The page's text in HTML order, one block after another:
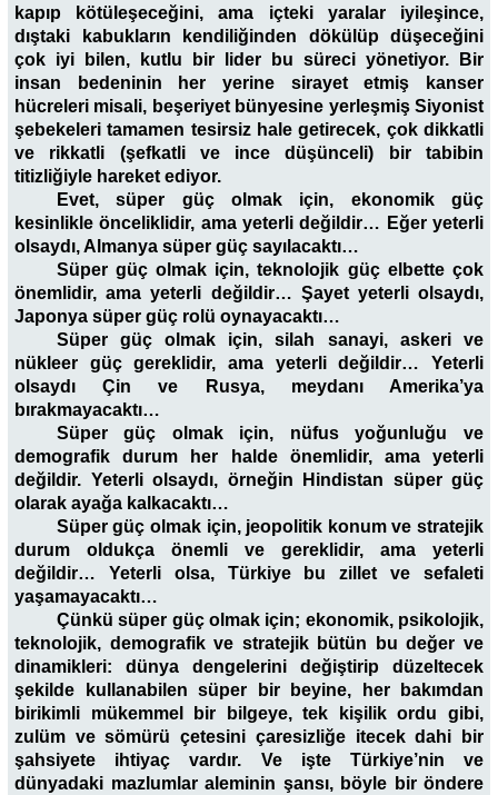
kapıp kötüleşeceğini, ama içteki yaralar iyileşince,
dıştaki kabukların kendiliğinden dökülüp düşeceğini
çok iyi bilen, kutlu bir lider bu süreci yönetiyor. Bir
insan bedeninin her yerine sirayet etmiş kanser
hücreleri misali, beşeriyet bünyesine yerleşmiş Siyonist
şebekeleri tamamen tesirsiz hale getirecek, çok dikkatli
ve rikkatli (şefkatli ve ince düşünceli) bir tabibin
titizliğiyle hareket ediyor.
Evet, süper güç olmak için, ekonomik güç
kesinlikle önceliklidir, ama yeterli değildir… Eğer yeterli
olsaydı, Almanya süper güç sayılacaktı…
Süper güç olmak için, teknolojik güç elbette çok
önemlidir, ama yeterli değildir… Şayet yeterli olsaydı,
Japonya süper güç rolü oynayacaktı…
Süper güç olmak için, silah sanayi, askeri ve
nükleer güç gereklidir, ama yeterli değildir… Yeterli
olsaydı Çin ve Rusya, meydanı Amerika’ya
bırakmayacaktı…
Süper güç olmak için, nüfus yoğunluğu ve
demografik durum her halde önemlidir, ama yeterli
değildir. Yeterli olsaydı, örneğin Hindistan süper güç
olarak ayağa kalkacaktı…
Süper güç olmak için, jeopolitik konum ve stratejik
durum oldukça önemli ve gereklidir, ama yeterli
değildir… Yeterli olsa, Türkiye bu zillet ve sefaleti
yaşamayacaktı…
Çünkü süper güç olmak için; ekonomik, psikolojik,
teknolojik, demografik ve stratejik bütün bu değer ve
dinamikleri: dünya dengelerini değiştirip düzeltecek
şekilde kullanabilen süper bir beyine, her bakımdan
birikimli mükemmel bir bilgeye, tek kişilik ordu gibi,
zulüm ve sömürü çetesini çaresizliğe itecek dahi bir
şahsiyete ihtiyaç vardır. Ve işte Türkiye’nin ve
dünyadaki mazlumlar aleminin şansı, böyle bir öndere